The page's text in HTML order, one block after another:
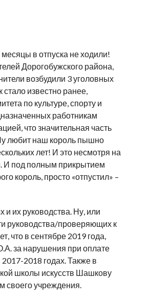
в отпуска не ходили!
Дорогобужского района,
возбудили 3 уголовных
известно ранее,
по культуре, спорту и
работникам
что значительная часть
любит наш король пышно
лет! И это несмотря на
И под полным прикрытием
король, просто «отпустил» –
их руководства. Ну, или
руководства/проверяющих к
что в сентябре 2019 года,
за нарушения при оплате
2018 годах. Также в
школы искусств Шашкову
своего учреждения.